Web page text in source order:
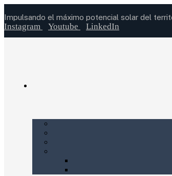
Impulsando el máximo potencial solar del
Instagram Youtube LinkedIn